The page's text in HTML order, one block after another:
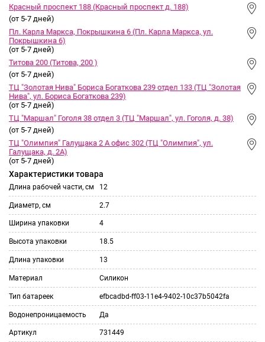
Красный проспект 188 (Красный проспект д. 188)
(от 5-7 дней)
Пл. Карла Маркса, Покрышкина 6 (Пл. Карла Маркса, ул.
Покрышкина 6)
(от 5-7 дней)
Титова 200 (Титова, 200 )
(от 5-7 дней)
ТЦ "Золотая Нива" Бориса Богаткова 239 отдел 133 (ТЦ "Золотая
Нива", ул. Бориса Богаткова 239)
(от 5-7 дней)
ТЦ "Маршал" Гоголя 38 отдел 3 (ТЦ "Маршал", ул. Гоголя, д. 38)
(от 5-7 дней)
ТЦ "Олимпия" Галущака 2 А офис 302 (ТЦ "Олимпия", ул.
Галущака, д. 2А)
(от 5-7 дней)
Характеристики товара
Длина рабочей части, см 12
Диаметр, см 2.7
Ширина упаковки 4
Высота упаковки 18.5
Длина упаковки 13
Материал Силикон
Тип батареек efbcadbd-ff03-11e4-9402-10c37b5042fa
Водонепроницаемость Да
Артикул 731449